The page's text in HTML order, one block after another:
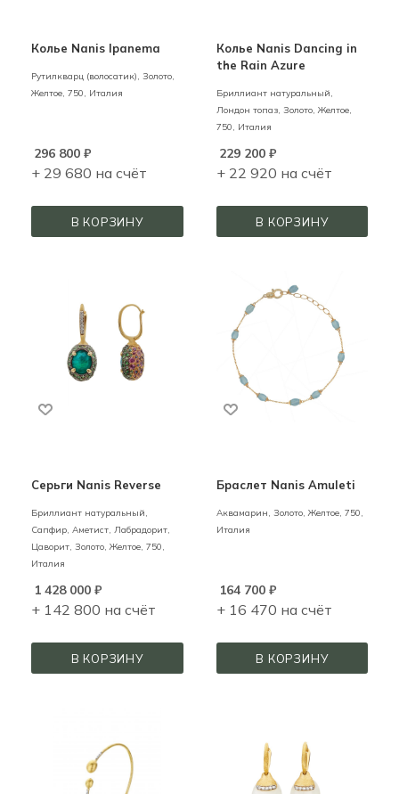
Колье Nanis Ipanema
Рутилкварц (волосатик), Золото,
Желтое, 750, Италия
296 800 ₽
+ 29 680 на счёт
В КОРЗИНУ
Колье Nanis Dancing in
the Rain Azure
Бриллиант натуральный,
Лондон топаз, Золото,Желтое,
750, Италия
229 200₽
+ 22 920 на счёт
В КОРЗИНУ
Серьги Nanis Reverse
Бриллиант натуральный,
Сапфир, Аметист, Лабрадорит,
Цаворит, Золото, Желтое, 750,
Италия
1 428 000 ₽
+ 142 800 на счёт
В КОРЗИНУ
Браслет Nanis Amuleti
Аквамарин, Золото, Желтое, 750,
Италия
164 700₽
+ 16 470 на счёт
В КОРЗИНУ